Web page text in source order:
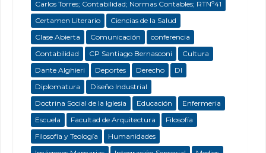
Carlos Torres; Contabilidad; Normas Contables; RTNº41
Certamen Literario
Ciencias de la Salud
Clase Abierta
Comunicación
conferencia
Contabilidad
CP Santiago Bernasconi
Cultura
Dante Alghieri
Deportes Derecho
DI
Diplomatura
Diseño Industrial
Doctrina Social de la Iglesia
Educación
Enfermeria
Escuela
Facultad de Arquitectura
Filosofía
Filosofía y Teología
Humanidades